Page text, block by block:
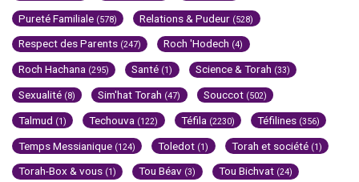
Pureté Familiale (578) Relations & Pudeur (528)
Respect des Parents (247) Roch 'Hodech (4)
Roch Hachana (295) Santé (1) Science & Torah (33)
Sexualité (8) Sim'hat Torah (47) Souccot (502)
Talmud (1) Techouva (122) Téfila (2230) Téfilines (356)
Temps Messianique (124) Toledot (1) Torah et société (1)
Torah-Box & vous (1) Tou Béav (3) Tou Bichvat (24)